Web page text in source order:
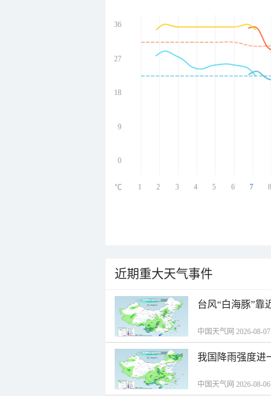
36
27
18
9
0
1 2 3 4 5 6 7 8
℃
近期重大天气事件
台风“白海豚”靠
中国天气网 2026-08-
我国降雨强度进
中国天气网 2026-08-